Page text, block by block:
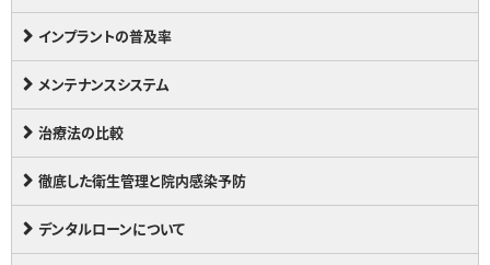
インプラントの普及率
メンテナンスシステム
治療法の比較
徹底した衛生管理と院内感染予防
デンタルローンについて